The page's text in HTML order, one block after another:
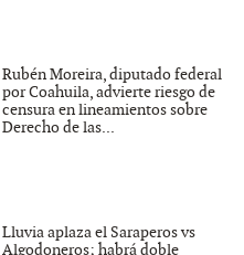
Rubén Moreira, diputado federal
por Coahuila, advierte riesgo de
censura en lineamientos sobre
Derecho de las...
Lluvia aplaza el Saraperos vs
Algodoneros; habrá doble